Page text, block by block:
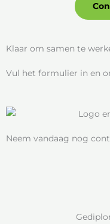
Klaar om samen te
Vul het formulier in en
Neem vandaag nog